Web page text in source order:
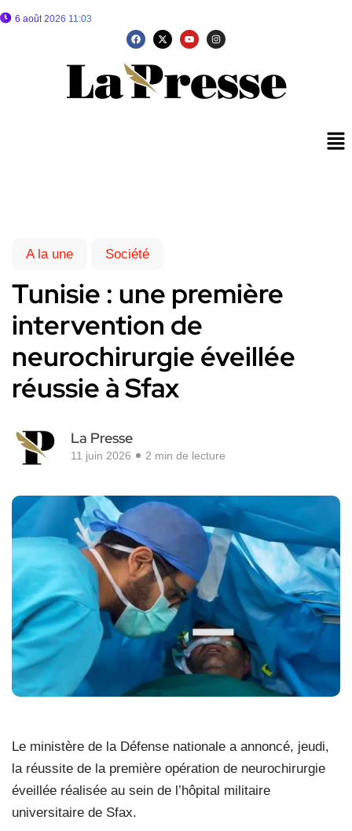
6 août 2026 11:03
A la une Société
Tunisie : une première
intervention de
neurochirurgie éveillée
réussie à Sfax
La Presse
11 juin 2026 2 min de lecture
Le ministère de la Défense nationale a annoncé, jeudi,
la réussite de la première opération de neurochirurgie
éveillée réalisée au sein de l’hôpital militaire
universitaire de Sfax.